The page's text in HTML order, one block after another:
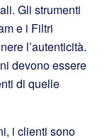
Gli strumenti
e i Filtri
l’autenticità.
devono essere
di quelle
i clienti sono